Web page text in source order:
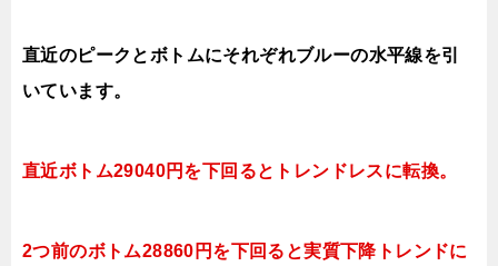
直近のピークとボトムにそれぞれブルーの水平線を引
いています。
直近ボトム29040円を下回ると トレンドレスに転換。
2つ前のボトム28860円を下回ると実質下降トレンドに